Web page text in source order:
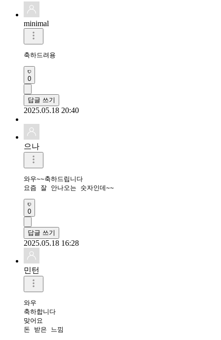
minimal
축하드려용
0
답글 쓰기
2025.05.18 20:40
으나
와우~~축하드립니다
요즘 잘 안나오는 숫자인데~~
0
답글 쓰기
2025.05.18 16:28
민턴
와우
축하합니다
맞어요
돈 받은 느낌